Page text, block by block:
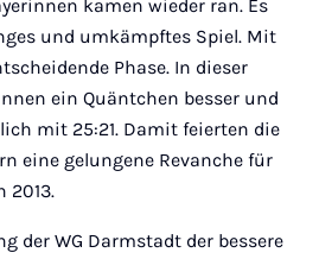
kamen wieder ran. Es
und umkämpftes Spiel. Mit
Phase. In dieser
ein Quäntchen besser und
mit 25:21. Damit feierten die
eine gelungene Revanche für
2013.
der WG Darmstadt der bessere